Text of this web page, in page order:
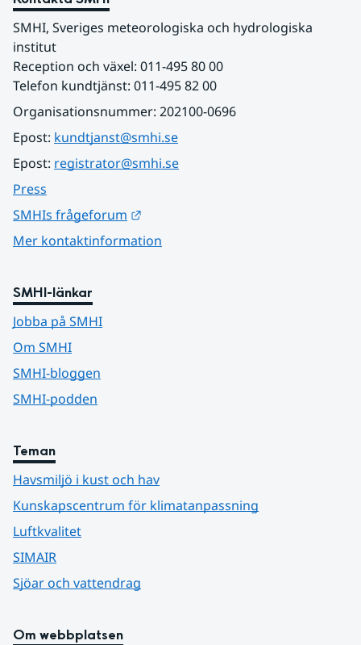
SMHI, Sveriges meteorologiska och hydrologiska
institut
Reception och växel: 011-495 80 00
Telefon kundtjänst: 011-495 82 00
Organisationsnummer: 202100-0696
Epost: kundtjanst@smhi.se
Epost: registrator@smhi.se
Press
SMHIs frågeforum
Mer kontaktinformation
SMHI-länkar
Jobba på SMHI
Om SMHI
SMHI-bloggen
SMHI-podden
Teman
Havsmiljö i kust och hav
Kunskapscentrum för klimatanpassning
Luftkvalitet
SIMAIR
Sjöar och vattendrag
Om webbplatsen